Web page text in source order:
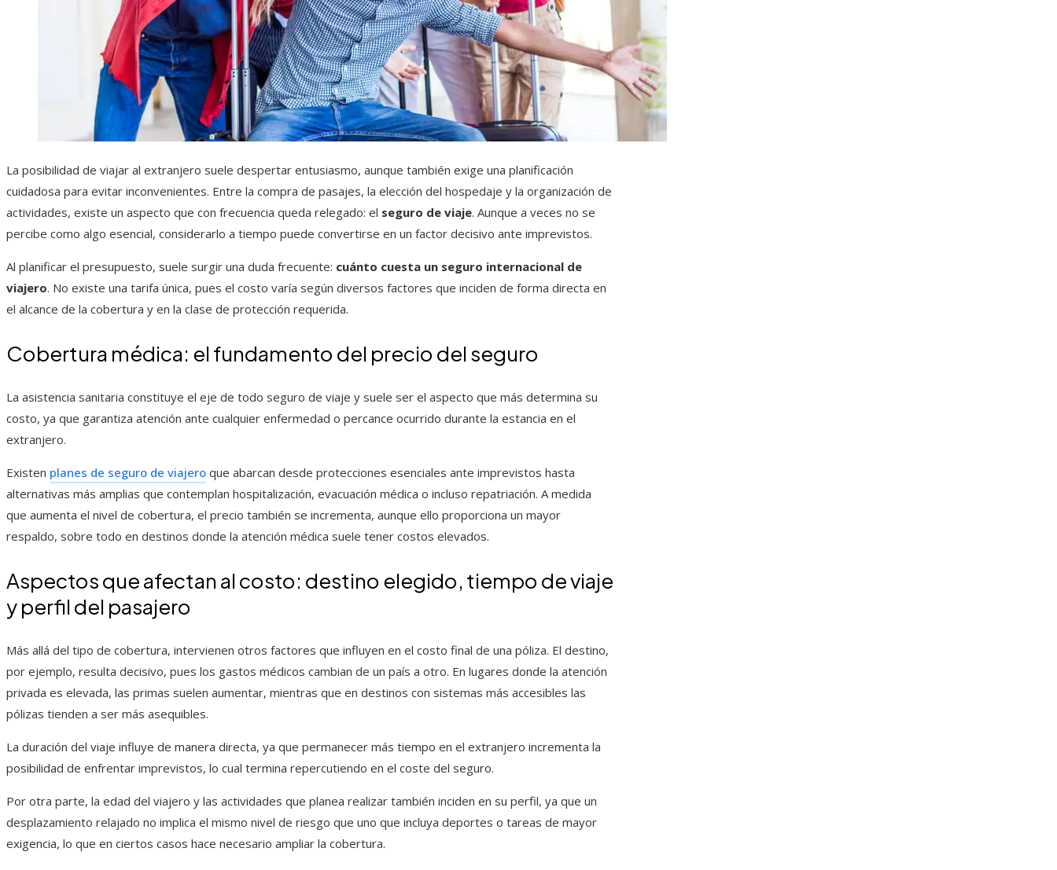
La posibilidad de viajar al extranjero suele despertar entusiasmo, aunque también exige una planificación
cuidadosa para evitar inconvenientes. Entre la compra de pasajes, la elección del hospedaje y la organización de
actividades, existe un aspecto que con frecuencia queda relegado: el seguro de viaje. Aunque a veces no se
percibe como algo esencial, considerarlo a tiempo puede convertirse en un factor decisivo ante imprevistos.
Al planificar el presupuesto, suele surgir una duda frecuente: cuánto cuesta un seguro internacional de
viajero. No existe una tarifa única, pues el costo varía según diversos factores que inciden de forma directa en
el alcance de la cobertura y en la clase de protección requerida.
Cobertura médica: el fundamento del precio del seguro
La asistencia sanitaria constituye el eje de todo seguro de viaje y suele ser el aspecto que más determina su
costo, ya que garantiza atención ante cualquier enfermedad o percance ocurrido durante la estancia en el
extranjero.
Existen planes de seguro de viajero que abarcan desde protecciones esenciales ante imprevistos hasta
alternativas más amplias que contemplan hospitalización, evacuación médica o incluso repatriación. A medida
que aumenta el nivel de cobertura, el precio también se incrementa, aunque ello proporciona un mayor
respaldo, sobre todo en destinos donde la atención médica suele tener costos elevados.
Aspectos que afectan al costo: destino elegido, tiempo de viaje
y perfil del pasajero
Más allá del tipo de cobertura, intervienen otros factores que influyen en el costo final de una póliza. El destino,
por ejemplo, resulta decisivo, pues los gastos médicos cambian de un país a otro. En lugares donde la atención
privada es elevada, las primas suelen aumentar, mientras que en destinos con sistemas más accesibles las
pólizas tienden a ser más asequibles.
La duración del viaje influye de manera directa, ya que permanecer más tiempo en el extranjero incrementa la
posibilidad de enfrentar imprevistos, lo cual termina repercutiendo en el coste del seguro.
Por otra parte, la edad del viajero y las actividades que planea realizar también inciden en su perfil, ya que un
desplazamiento relajado no implica el mismo nivel de riesgo que uno que incluya deportes o tareas de mayor
exigencia, lo que en ciertos casos hace necesario ampliar la cobertura.